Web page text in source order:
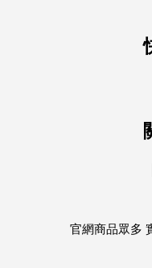
官網商品眾多